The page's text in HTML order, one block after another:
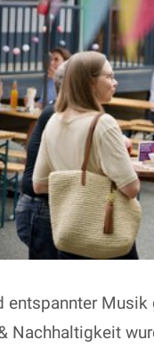
entspannter
Nachhaltigkeit